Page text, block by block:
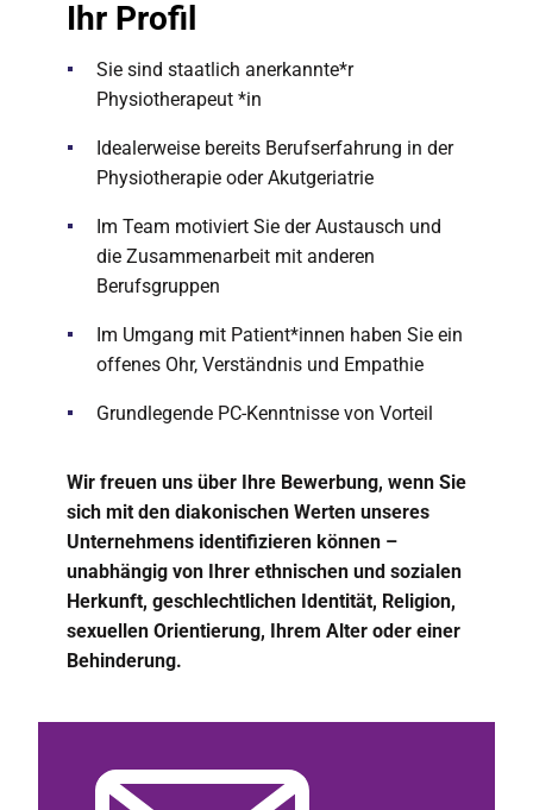
Ihr Profil
Sie sind staatlich anerkannte*r
Physiotherapeut *in
Idealerweise bereits Berufserfahrung in der
Physiotherapie oder Akutgeriatrie
Im Team motiviert Sie der Austausch und
die Zusammenarbeit mit anderen
Berufsgruppen
Im Umgang mit Patient*innen haben Sie ein
offenes Ohr, Verständnis und Empathie
Grundlegende PC-Kenntnisse von Vorteil
Wir freuen uns über Ihre Bewerbung, wenn Sie
sich mit den diakonischen Werten unseres
Unternehmens identifizieren können –
unabhängig von Ihrer ethnischen und sozialen
Herkunft, geschlechtlichen Identität, Religion,
sexuellen Orientierung, Ihrem Alter oder einer
Behinderung.